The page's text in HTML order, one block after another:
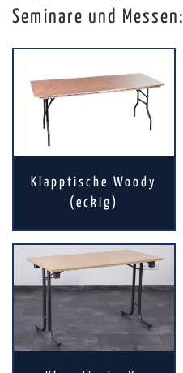
Seminare und Messen:
Klapptische Woody
(eckig)